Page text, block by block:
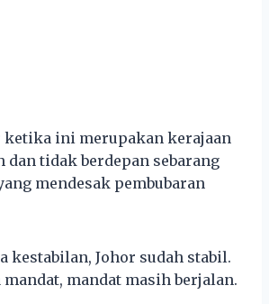
ketika ini merupakan kerajaan
dan tidak berdepan sebarang
mendesak pembubaran
kestabilan, Johor sudah stabil.
mandat, mandat masih berjalan.